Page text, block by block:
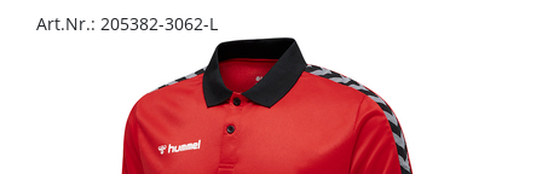
Art.Nr.: 205382-3062-L